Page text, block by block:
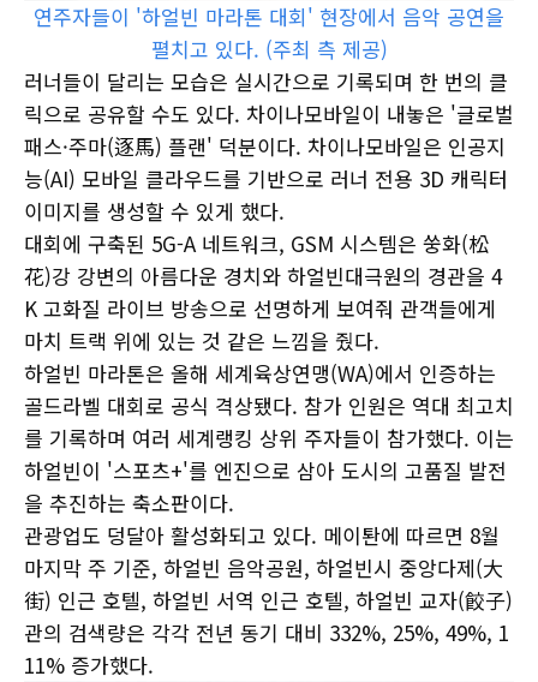
연주자들이 '하얼빈 마라톤 대회' 현장에서 음악 공연을
펼치고 있다. (주최 측 제공)
러너들이 달리는 모습은 실시간으로 기록되며 한 번의 클
릭으로 공유할 수도 있다. 차이나모바일이 내놓은 '글로벌
패스·주마(逐馬) 플랜' 덕분이다. 차이나모바일은 인공지
능(AI) 모바일 클라우드를 기반으로 러너 전용 3D 캐릭터
이미지를 생성할 수 있게 했다.
대회에 구축된 5G-A 네트워크, GSM 시스템은 쑹화(松
花)강 강변의 아름다운 경치와 하얼빈대극원의 경관을 4
K 고화질 라이브 방송으로 선명하게 보여줘 관객들에게
마치 트랙 위에 있는 것 같은 느낌을 줬다.
하얼빈 마라톤은 올해 세계육상연맹(WA)에서 인증하는
골드라벨 대회로 공식 격상됐다. 참가 인원은 역대 최고치
를 기록하며 여러 세계랭킹 상위 주자들이 참가했다. 이는
하얼빈이 '스포츠+'를 엔진으로 삼아 도시의 고품질 발전
을 추진하는 축소판이다.
관광업도 덩달아 활성화되고 있다. 메이퇀에 따르면 8월
마지막 주 기준, 하얼빈 음악공원, 하얼빈시 중앙다제(大
街) 인근 호텔, 하얼빈 서역 인근 호텔, 하얼빈 교자(餃子)
관의 검색량은 각각 전년 동기 대비 332%, 25%, 49%, 1
11% 증가했다.